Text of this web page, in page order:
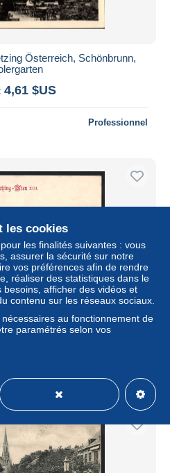
Österreich, Schönbrunn,
4,61 $US
Professionnel
an der Kirche
$US
les cookies
les finalités suivantes : vous
assurer la sécurité sur notre
vos préférences afin de rendre
réaliser des statistiques dans le
besoins, afficher des vidéos et
contenu sur les réseaux sociaux.
au fonctionnement de
paramétrés selon vos